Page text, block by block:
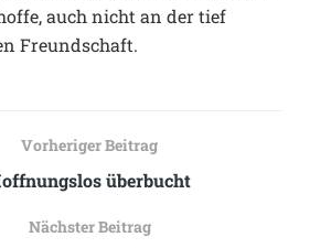
auch nicht an der tief
Freundschaft.
Vorheriger Beitrag
überbucht
Nächster Beitrag